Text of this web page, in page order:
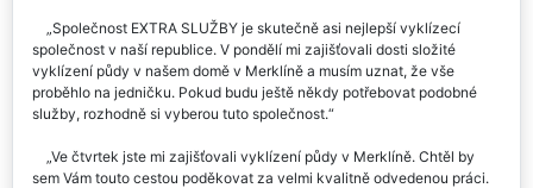
Společnost EXTRA SLUŽBY je skutečně asi nejlepší vyklízecí
společnost v naší republice. V pondělí mi zajišťovali dosti složité
vyklízení půdy v našem domě v Merklíně a musím uznat, že vše
proběhlo na jedničku. Pokud budu ještě někdy potřebovat podobné
služby, rozhodně si vyberou tuto společnost.
Ve čtvrtek jste mi zajišťovali vyklízení půdy v Merklíně. Chtěl by
sem Vám touto cestou poděkovat za velmi kvalitně odvedenou práci.